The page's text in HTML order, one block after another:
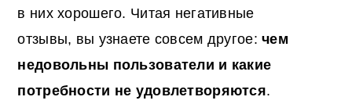
в них хорошего. Читая негативные
отзывы, вы узнаете совсем другое: чем
недовольны пользователи и какие
потребности не удовлетворяются.